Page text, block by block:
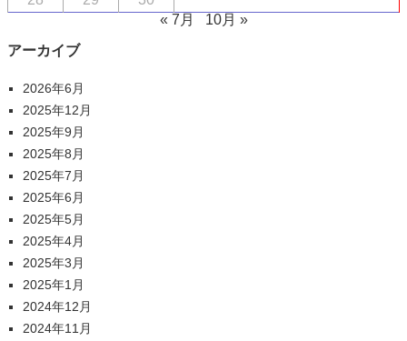
« 7月
10月 »
アーカイブ
2026年6月
2025年12月
2025年9月
2025年8月
2025年7月
2025年6月
2025年5月
2025年4月
2025年3月
2025年1月
2024年12月
2024年11月